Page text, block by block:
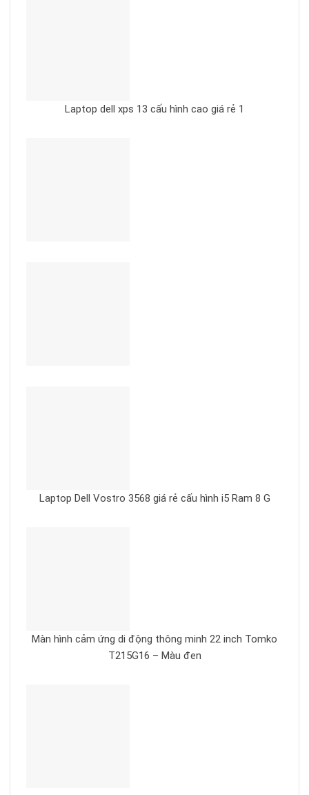
Laptop dell xps 13 cấu hình cao giá rẻ 1
Laptop Dell Vostro 3568 giá rẻ cấu hình i5 Ram 8 G
Màn hình cảm ứng di động thông minh 22 inch Tomko
T215G16 – Màu đen